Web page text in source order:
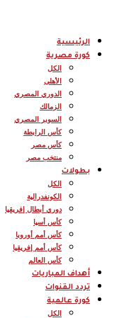
الرئيسية
كورة مصرية
الكل
الأهلى
الدوري المصري
الزمالك
السوبر المصري
كأس الرابطة
كأس مصر
منتخب مصر
بطولات
الكل
الكونفدرالية
دوري أبطال إفريقيا
كأس أسيا
كأس أمم أوروبا
كأس أمم إفريقيا
كأس العالم
أهداف المباريات
تردد القنوات
كورة عالمية
الكل